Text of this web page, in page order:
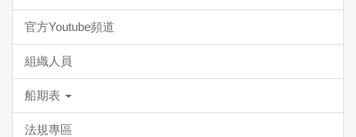
官方Youtube頻道
組織人員
船期表
法規專區